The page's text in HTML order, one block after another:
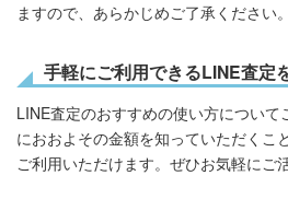
ますので、あらかじめご了承ください。
手軽にご利用できるLINE査定
LINE査定のおすすめの使い方につい
におおよその金額を知っていただくこ
ご利用いただけます。ぜひお気軽にご